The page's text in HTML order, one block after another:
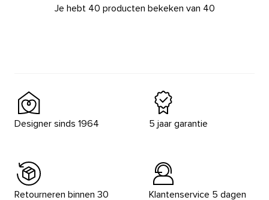
Je hebt 40 producten bekeken van 40
Designer sinds 1964 5 jaar garantie
Retourneren binnen 30 Klantenservice 5 dagen